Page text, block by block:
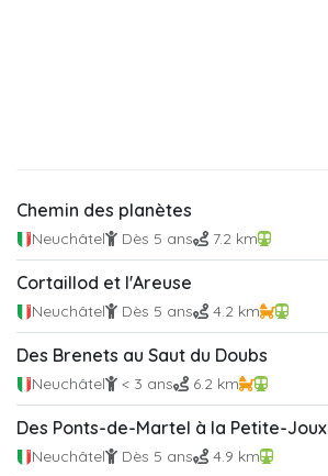
Chemin des planètes
Neuchâtel Dès 5 ans 7.2 km
Cortaillod et l'Areuse
Neuchâtel Dès 5 ans 4.2 km
Des Brenets au Saut du Doubs
Neuchâtel < 3 ans 6.2 km
Des Ponts-de-Martel à la Petite-Joux
Neuchâtel Dès 5 ans 4.9 km